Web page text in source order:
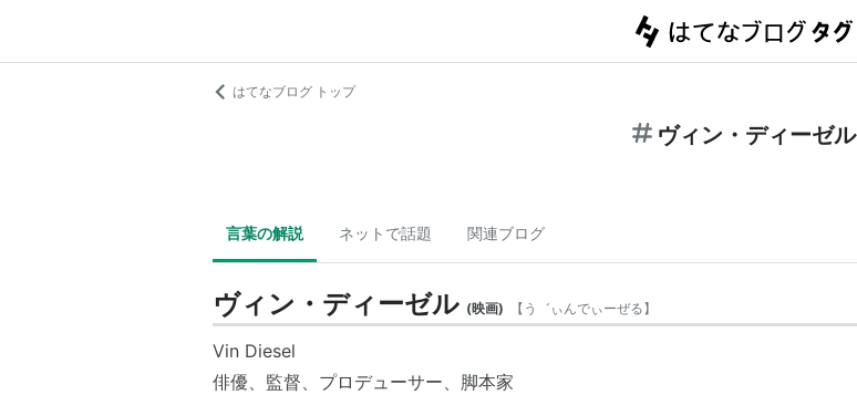
はてなブログ トップ
ヴィン・ディーゼル
言葉の解説 ネットで話題 関連ブログ
ヴィン・ディーゼル (映画) 【 う゛ぃんでぃーぜる】
Vin Diesel
俳優、監督、プロデューサー、脚本家